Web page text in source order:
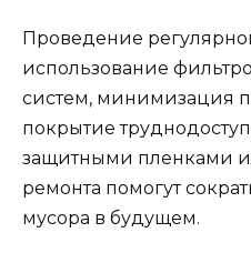
Проведение
использование
систем, минимизация
покрытие
защитными пленками
ремонта помогут
мусора в будущем.